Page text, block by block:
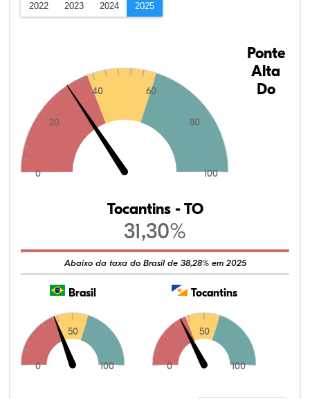
2022 2023 2024 2025
0
20
40 60
80
100
Ponte
Alta
Do
Tocantins - TO
31,30%
Abaixo da taxa do Brasil de 38,28% em 2025
Brasil
0
50
100
Tocantins
0
50
100